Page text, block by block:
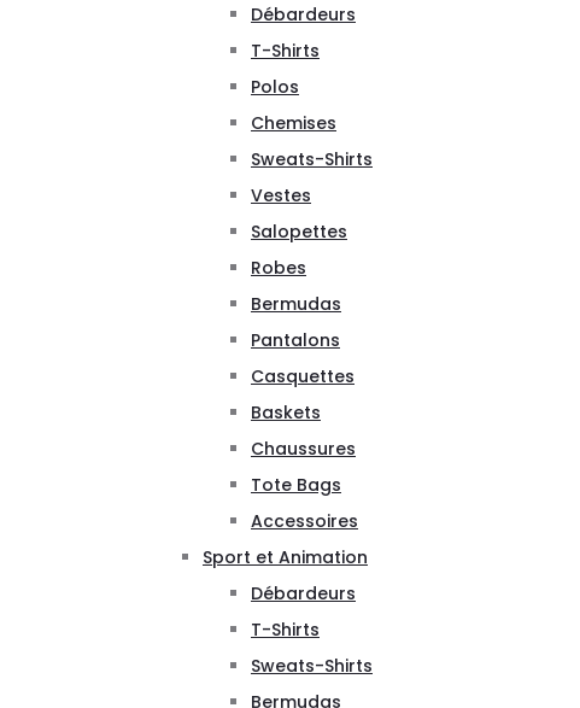
Débardeurs
T-Shirts
Polos
Chemises
Sweats-Shirts
Vestes
Salopettes
Robes
Bermudas
Pantalons
Casquettes
Baskets
Chaussures
Tote Bags
Accessoires
Sport et Animation
Débardeurs
T-Shirts
Sweats-Shirts
Bermudas